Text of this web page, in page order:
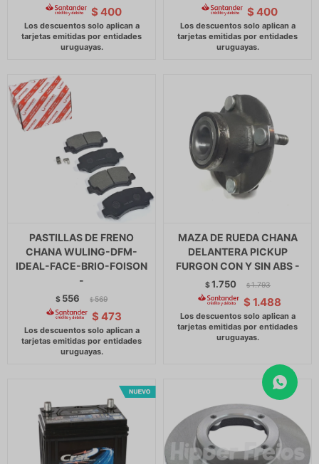
$ 400 $ 400
PASTILLAS DE FRENO
CHANA WULING-DFM-
IDEAL-FACE-BRIO-FOISON
-
$ 556 $ 569
$ 473
MAZA DE RUEDA CHANA
DELANTERA PICKUP
FURGON CON Y SIN ABS -
$1.750 $ 1.793
$ 1.488